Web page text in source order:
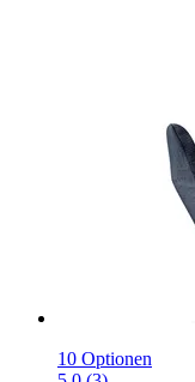
10 Optionen